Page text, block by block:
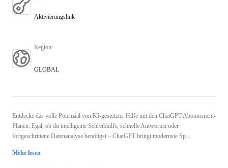
Aktivierungslink
Region:
GLOBAL
Entdecke das volle Potenzial von KI-gestützter Hilfe mit den ChatGPT Abonnement-
Plänen. Egal, ob du intelligente Schreibhilfe, schnelle Antworten oder
fortgeschrittene Datenanalyse benötigst – ChatGPT bringt modernste Sp ...
Mehr lesen